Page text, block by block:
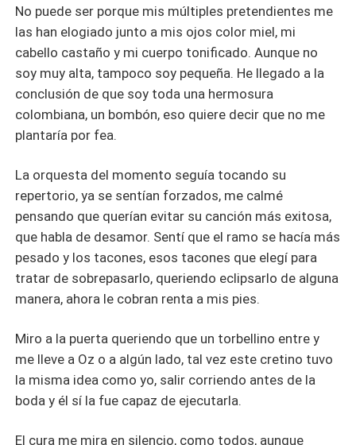
No puede ser porque mis múltiples pretendientes me
las han elogiado junto a mis ojos color miel, mi
cabello castaño y mi cuerpo tonificado. Aunque no
soy muy alta, tampoco soy pequeña. He llegado a la
conclusión de que soy toda una hermosura
colombiana, un bombón, eso quiere decir que no me
plantaría por fea.
La orquesta del momento seguía tocando su
repertorio, ya se sentían forzados, me calmé
pensando que querían evitar su canción más exitosa,
que habla de desamor. Sentí que el ramo se hacía más
pesado y los tacones, esos tacones que elegí para
tratar de sobrepasarlo, queriendo eclipsarlo de alguna
manera, ahora le cobran renta a mis pies.
Miro a la puerta queriendo que un torbellino entre y
me lleve a Oz o a algún lado, tal vez este cretino tuvo
la misma idea como yo, salir corriendo antes de la
boda y él sí la fue capaz de ejecutarla.
El cura me mira en silencio, como todos, aunque